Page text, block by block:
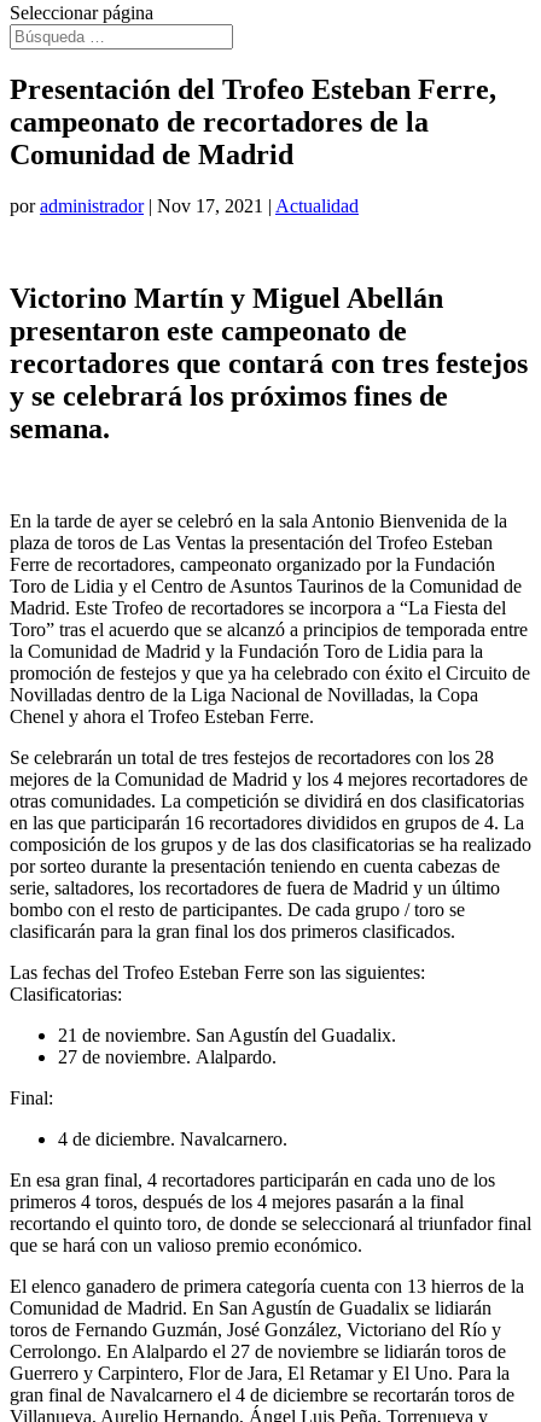
Seleccionar página
Presentación del Trofeo Esteban Ferre,
campeonato de recortadores de la
Comunidad de Madrid
poradministrador| Nov 17, 2021 | Actualidad
Victorino Martín y Miguel Abellán
presentaron este campeonato de
recortadores que contará con tres festejos
y se celebrará los próximos fines de
semana.
En la tarde de ayer se celebró en la sala Antonio Bienvenida de la
plaza de toros de Las Ventas la presentación del Trofeo Esteban
Ferre de recortadores, campeonato organizado por la Fundación
Toro de Lidia y el Centro de Asuntos Taurinos de la Comunidad de
Madrid. Este Trofeo de recortadores se incorpora a “La Fiesta del
Toro” tras el acuerdo que se alcanzó a principios de temporada entre
la Comunidad de Madrid y la Fundación Toro de Lidia para la
promoción de festejos y que ya ha celebrado con éxito el Circuito de
Novilladas dentro de la Liga Nacional de Novilladas, la Copa
Chenel y ahora el Trofeo Esteban Ferre.
Se celebrarán un total de tres festejos de recortadores con los 28
mejores de la Comunidad de Madrid y los 4 mejores recortadores de
otras comunidades. La competición se dividirá en dos clasificatorias
en las que participarán 16 recortadores divididos en grupos de 4. La
composición de los grupos y de las dos clasificatorias se ha realizado
por sorteo durante la presentación teniendo en cuenta cabezas de
serie, saltadores, los recortadores de fuera de Madrid y un último
bombo con el resto de participantes. De cada grupo / toro se
clasificarán para la gran final los dos primeros clasificados.
Las fechas del Trofeo Esteban Ferre son las siguientes:
Clasificatorias:
21 de noviembre. San Agustín del Guadalix.
27 de noviembre. Alalpardo.
Final:
4 de diciembre. Navalcarnero.
En esa gran final, 4 recortadores participarán en cada uno de los
primeros 4 toros, después de los 4 mejores pasarán a la final
recortando el quinto toro, de donde se seleccionará al triunfador final
que se hará con un valioso premio económico.
El elenco ganadero de primera categoría cuenta con 13 hierros de la
Comunidad de Madrid. En San Agustín de Guadalix se lidiarán
toros de Fernando Guzmán, José González, Victoriano del Río y
Cerrolongo. En Alalpardo el 27 de noviembre se lidiarán toros de
Guerrero y Carpintero, Flor de Jara, El Retamar y El Uno. Para la
gran final de Navalcarnero el 4 de diciembre se recortarán toros de
Villanueva, Aurelio Hernando, Ángel Luis Peña, Torrenueva y